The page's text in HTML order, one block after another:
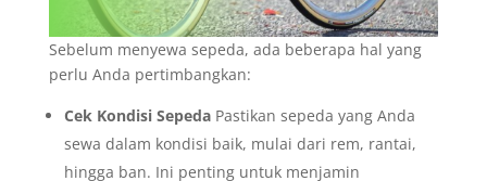
Sebelum menyewa sepeda, ada beberapa hal yang
perlu Anda pertimbangkan:
Cek Kondisi SepedaPastikan sepeda yang Anda
sewa dalam kondisi baik, mulai dari rem, rantai,
hingga ban. Ini penting untuk menjamin